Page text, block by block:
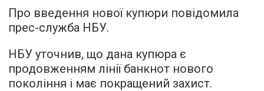
Про введення нової купюри повідомила
прес-служба НБУ.
НБУ уточнив, що дана купюра є
продовженням лінії банкнот нового
покоління і має покращений захист.